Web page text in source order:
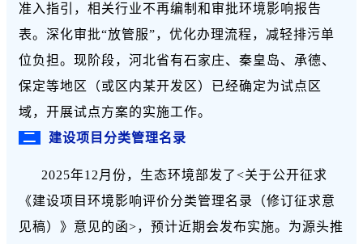
准入指引，相关行业不再编制和审批环境影响报告
表。深化审批“放管服”，优化办理流程，减轻排污单
位负担。现阶段，河北省有石家庄、秦皇岛、承德、
保定等地区（或区内某开发区）已经确定为试点区
域，开展试点方案的实施工作。
二
建设项目分类管理名录
2025年12 月份，生态环境部发了<关于公开征求
《建设项目环境影响评价分类管理名录（修订征求意
见稿）》意见的函>，预计近期会发布实施。为源头推